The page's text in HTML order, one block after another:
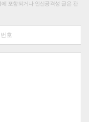
포함되거나 인신공격성 글은 관